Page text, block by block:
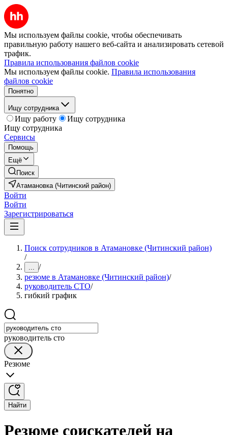
Мы используем файлы cookie, чтобы обеспечивать
правильную работу нашего веб-сайта и анализировать сетевой
трафик.
Правила использования файлов cookie
Мы используем файлы cookie. Правила использования
файлов cookie
Понятно
Ищу сотрудника
Ищу работу
Ищу сотрудника
Ищу сотрудника
Сервисы
Помощь
Ещё
Поиск
Атамановка (Читинский район)
Войти
Войти
Зарегистрироваться
Поиск сотрудников в Атамановке (Читинский район)
/
... /
резюме в Атамановке (Читинский район)/
руководитель СТО/
гибкий график
руководитель сто
Резюме
Найти
Резюме соискателей на